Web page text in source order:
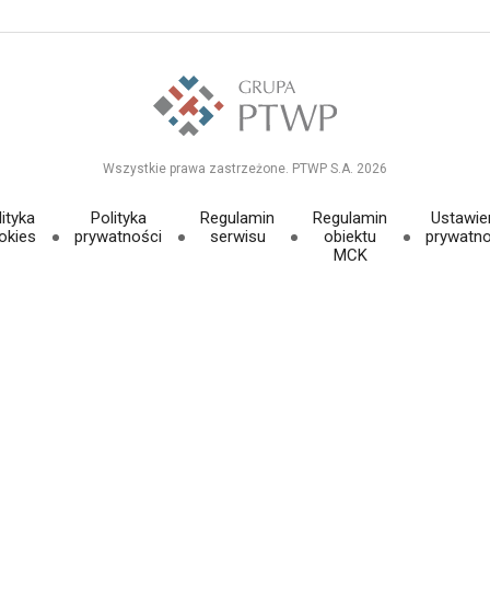
Wszystkie prawa zastrzeżone. PTWP S.A. 2026
Polityka
prywatności
Regulamin
serwisu
Regulamin
obiektu
MCK